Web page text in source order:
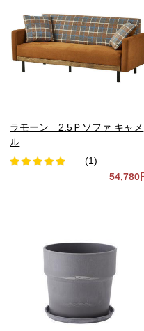
ラモーン 2.5Ｐソファ キャメ
ル
(1)
54,780